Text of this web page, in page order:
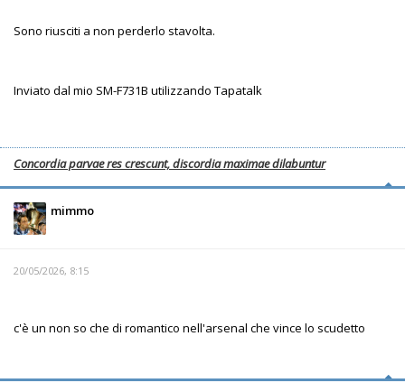
Sono riusciti a non perderlo stavolta.
Inviato dal mio SM-F731B utilizzando Tapatalk
Concordia parvae res crescunt, discordia maximae dilabuntur
mimmo
20/05/2026, 8:15
c'è un non so che di romantico nell'arsenal che vince lo scudetto